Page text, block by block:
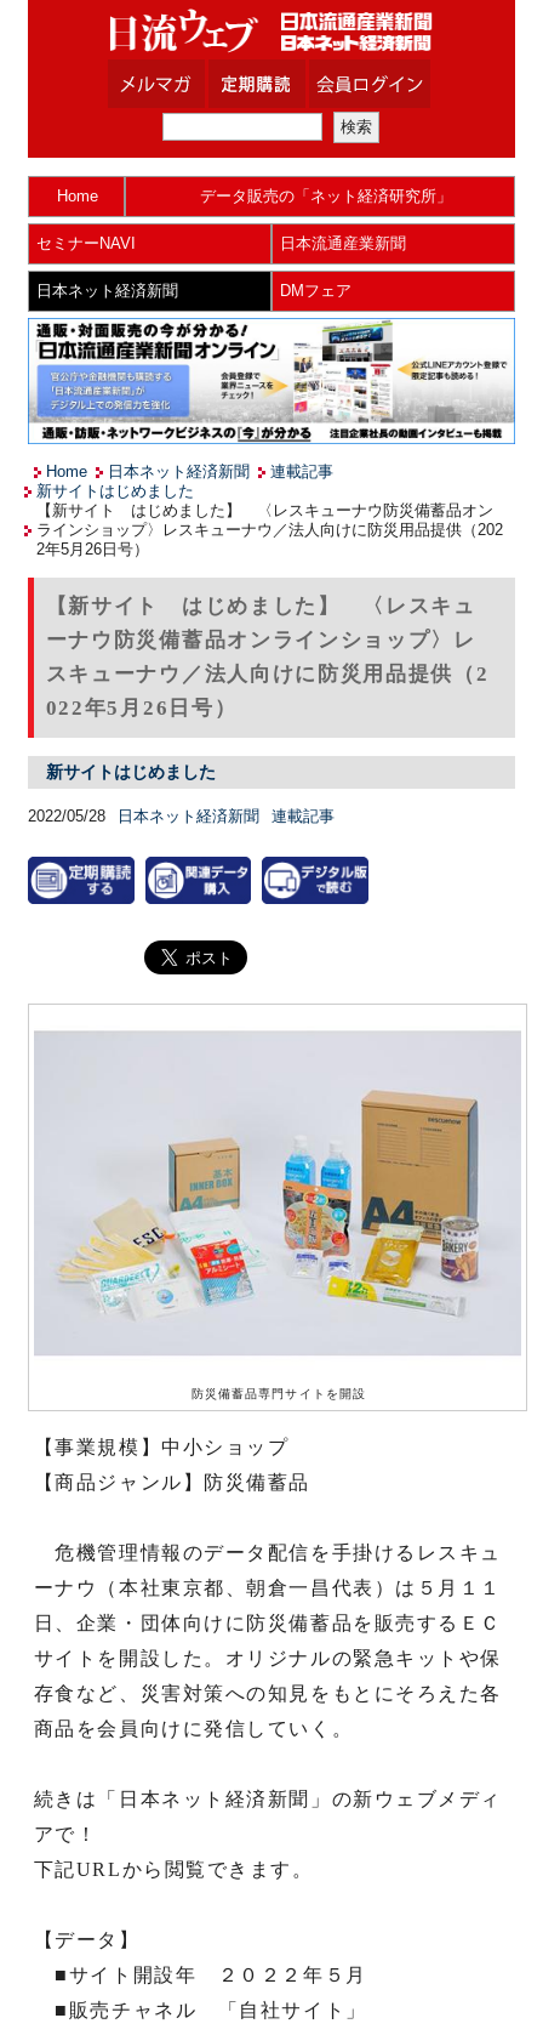
Home データ販売の「ネット経済研究所」
セミナーNAVI 日本流通産業新聞
日本ネット経済新聞 DMフェア
Home 日本ネット経済新聞
連載記事
新サイトはじめました
【新サイト はじめました】 〈レスキューナウ防災備蓄品オン
ラインショップ〉レスキューナウ／法人向けに防災用品提供（202
2年5月26日号）
【新サイト はじめました】 〈レスキュ
ーナウ防災備蓄品オンラインショップ〉レ
スキューナウ／法人向けに防災用品提供（2
022年5月26日号）
新サイトはじめました
2022/05/28 日本ネット経済新聞 連載記事
防災備蓄品専門サイトを開設
【事業規模】中小ショップ
【商品ジャンル】防災備蓄品
危機管理情報のデータ配信を手掛けるレスキュ
ーナウ（本社東京都、朝倉一昌代表）は５月１１
日、企業・団体向けに防災備蓄品を販売するＥＣ
サイトを開設した。オリジナルの緊急キットや保
存食など、災害対策への知見をもとにそろえた各
商品を会員向けに発信していく。
続きは「日本ネット経済新聞」の新ウェブメディ
アで！
下記URLから閲覧できます。
【データ】
■サイト開設年 ２０２２年５月
■販売チャネル 「自社サイト」